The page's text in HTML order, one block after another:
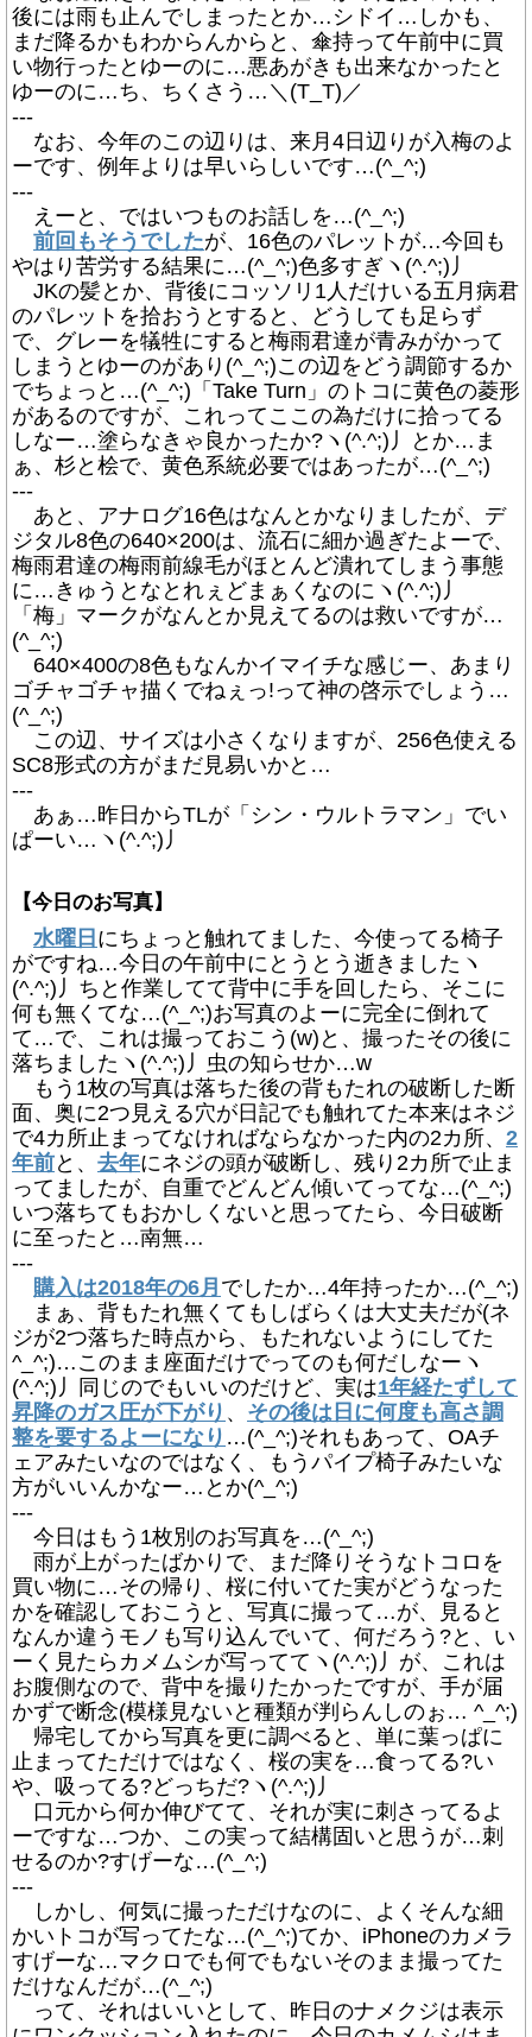
後には雨も止んでしまったとか…シドイ…しかも、
まだ降るかもわからんからと、傘持って午前中に買
い物行ったとゆーのに…悪あがきも出来なかったと
ゆーのに…ち、ちくさう…＼(T_T)／
---
なお、今年のこの辺りは、来月4日辺りが入梅のよ
ーです、例年よりは早いらしいです…(^_^;)
---
えーと、ではいつものお話しを…(^_^;)
前回もそうでしたが、16色のパレットが…今回も
やはり苦労する結果に…(^_^;)色多すぎヽ(^.^;)丿
JKの髪とか、背後にコッソリ1人だけいる五月病君
のパレットを拾おうとすると、どうしても足らず
で、グレーを犠牲にすると梅雨君達が青みがかって
しまうとゆーのがあり(^_^;)この辺をどう調節するか
でちょっと…(^_^;)「Take Turn」のトコに黄色の菱形
があるのですが、これってここの為だけに拾ってる
しなー…塗らなきゃ良かったか?ヽ(^.^;)丿とか…ま
ぁ、杉と桧で、黄色系統必要ではあったが…(^_^;)
---
あと、アナログ16色はなんとかなりましたが、デ
ジタル8色の640×200は、流石に細か過ぎたよーで、
梅雨君達の梅雨前線毛がほとんど潰れてしまう事態
に…きゅうとなとれぇどまぁくなのにヽ(^.^;)丿
「梅」マークがなんとか見えてるのは救いですが…
(^_^;)
640×400の8色もなんかイマイチな感じー、あまり
ゴチャゴチャ描くでねぇっ!って神の啓示でしょう…
(^_^;)
この辺、サイズは小さくなりますが、256色使える
SC8形式の方がまだ見易いかと…
---
あぁ…昨日からTLが「シン・ウルトラマン」でい
ぱーい…ヽ(^.^;)丿
【今日のお写真】
水曜日 にちょっと触れてました、今使ってる椅子
がですね…今日の午前中にとうとう逝きましたヽ
(^.^;)丿ちと作業してて背中に手を回したら、そこに
何も無くてな…(^_^;)お写真のよーに完全に倒れて
て…で、これは撮っておこう(w)と、撮ったその後に
落ちましたヽ(^.^;)丿虫の知らせか…w
もう1枚の写真は落ちた後の背もたれの破断した断
面、奥に2つ見える穴が日記でも触れてた本来はネジ
で4カ所止まってなければならなかった内の2カ所、 2
年前と、 去年にネジの頭が破断し、残り2カ所で止ま
ってましたが、自重でどんどん傾いてってな…(^_^;)
いつ落ちてもおかしくないと思ってたら、今日破断
に至ったと…南無…
---
購入は2018年の6月 でしたか…4年持ったか…(^_^;)
まぁ、背もたれ無くてもしばらくは大丈夫だが(ネ
ジが2つ落ちた時点から、もたれないようにしてた
^_^;)…このまま座面だけでってのも何だしなーヽ
(^.^;)丿同じのでもいいのだけど、実は1年経たずして
昇降のガス圧が下がり 、 その後は日に何度も高さ調
整を要するよーになり …(^_^;)それもあって、OAチ
ェアみたいなのではなく、もうパイプ椅子みたいな
方がいいんかなー…とか(^_^;)
---
今日はもう1枚別のお写真を…(^_^;)
雨が上がったばかりで、まだ降りそうなトコロを
買い物に…その帰り、桜に付いてた実がどうなった
かを確認しておこうと、写真に撮って…が、見ると
なんか違うモノも写り込んでいて、何だろう?と、い
ーく見たらカメムシが写っててヽ(^.^;)丿が、これは
お腹側なので、背中を撮りたかったですが、手が届
かずで断念(模様見ないと種類が判らんしのぉ… ^_^;)
帰宅してから写真を更に調べると、単に葉っぱに
止まってただけではなく、桜の実を…食ってる?い
や、吸ってる?どっちだ?ヽ(^.^;)丿
口元から何か伸びてて、それが実に刺さってるよ
ーですな…つか、この実って結構固いと思うが…刺
せるのか?すげーな…(^_^;)
---
しかし、何気に撮っただけなのに、よくそんな細
かいトコが写ってたな…(^_^;)てか、iPhoneのカメラ
すげーな…マクロでも何でもないそのまま撮ってた
だけなんだが…(^_^;)
って、それはいいとして、昨日のナメクジは表示